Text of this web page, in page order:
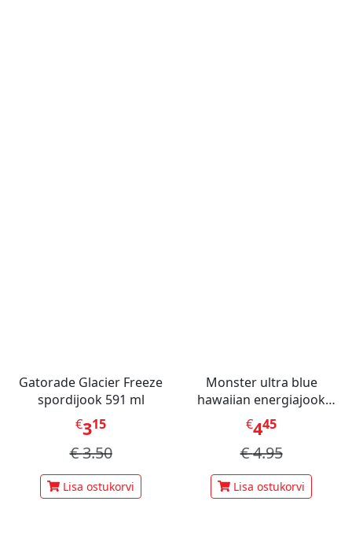
Gatorade Glacier Freeze
spordijook 591 ml
€315
€3.50
Lisa ostukorvi
Monster ultra blue
hawaiian energiajook
473ml
€445
€4.95
Lisa ostukorvi